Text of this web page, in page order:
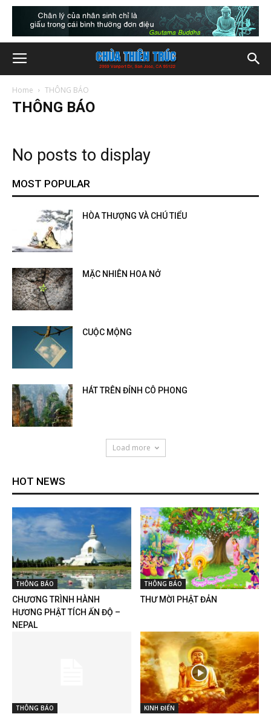
Home THÔNG BÁO
THÔNG BÁO
No posts to display
MOST POPULAR
HÒA THƯỢNG VÀ CHÚ TIỂU
MẶC NHIÊN HOA NỞ
CUỘC MỘNG
HÁT TRÊN ĐỈNH CÔ PHONG
Load more
HOT NEWS
THÔNG BÁO
CHƯƠNG TRÌNH HÀNH
HƯƠNG PHẬT TÍCH ẤN ĐỘ –
NEPAL
THÔNG BÁO
THƯ MỜI PHẬT ĐẢN
THÔNG BÁO KINH ĐIỂN